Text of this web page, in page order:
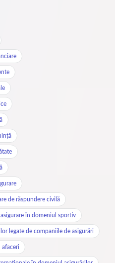
de răspundere civilă
în domeniul sportiv
legate de companiile de asigurări